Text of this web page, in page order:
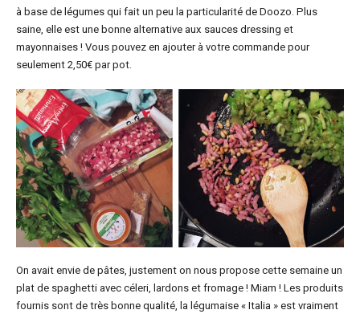
à base de légumes qui fait un peu la particularité de Doozo. Plus
saine, elle est une bonne alternative aux sauces dressing et
mayonnaises ! Vous pouvez en ajouter à votre commande pour
seulement 2,50€ par pot.
On avait envie de pâtes, justement on nous propose cette semaine un
plat de spaghetti avec céleri, lardons et fromage ! Miam ! Les produits
fournis sont de très bonne qualité, la légumaise « Italia » est vraiment